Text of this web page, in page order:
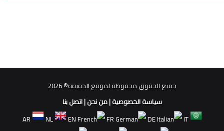
جميع الحقوق محفوظة لموقع الحقيقة© 2026
سياسة الخصوصية|من نحن|اتصل بنا
AR
NL EN FR DE
IT